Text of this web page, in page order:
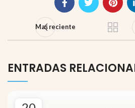
Mas reciente
ENTRADAS